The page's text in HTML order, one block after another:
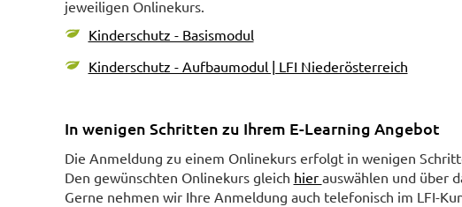
jeweiligen Onlinekurs.
Kinderschutz - Basismodul
Kinderschutz - Aufbaumodul | LFI Niederösterreich
In wenigen Schritten zu Ihrem E-Learning Angebot
Die Anmeldung zu einem Onlinekurs erfolgt in wenigen
Den gewünschten Onlinekurs gleich hier auswählen und über
Gerne nehmen wir Ihre Anmeldung auch telefonisch im LFI-